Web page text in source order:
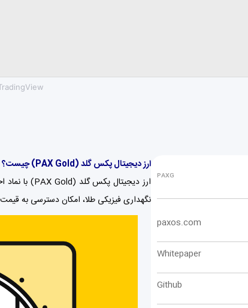
PAXG
paxos.com
Whitepaper
Github
ارز دیجیتال پکس گلد (PAX Gold) چیست؟
نگهداری فیزیکی طلا، امکان دسترسی به